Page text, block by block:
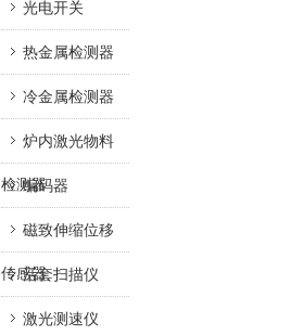
光电开关
热金属检测器
冷金属检测器
炉内激光物料
检测器编码器
磁致伸缩位移
传感器活套扫描仪
激光测速仪